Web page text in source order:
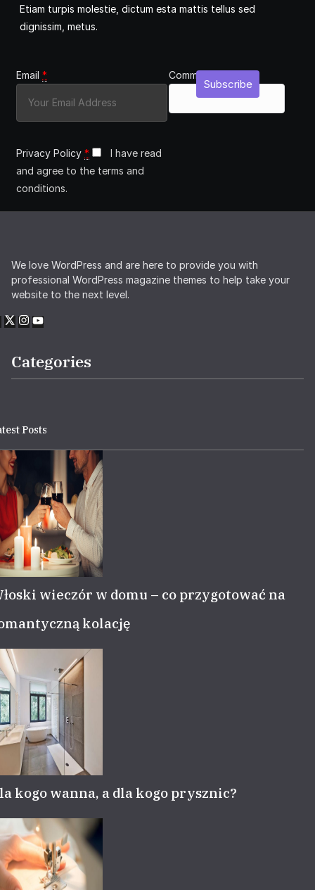
Etiam turpis molestie, dictum esta mattis tellus sed
dignissim, metus.
Email *
Privacy Policy *
I have read
and agree to the terms and
conditions.
Comment
Subscribe
We love WordPress and are here to provide you with
professional WordPress magazine themes to help take your
website to the next level.
Categories
Posts
wieczór w domu – co przygotować na
kolację
kogo wanna, a dla kogo prysznic?